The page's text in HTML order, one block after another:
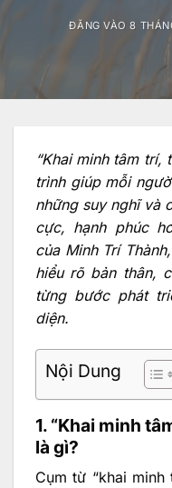
ĐĂNG VÀO8
“Khai minh tâm trí,
trình giúp mỗi
những suy nghĩ và
cực, hạnh phúc
của Minh Trí
hiểu rõ bản thân,
từng bước phát
diện.
Nội Dung
1. “Khai minh
là gì?
Cụm từ “khai